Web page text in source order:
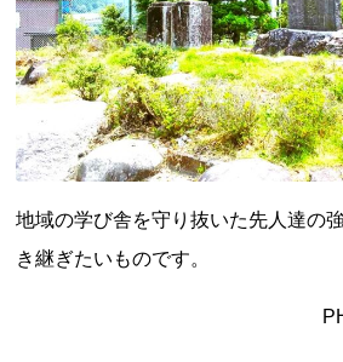
四国地方
徳島県
香川県 愛媛県 高知県
九州・沖縄地方
福岡県
佐賀県 長崎県 熊本県
宮崎県
鹿児島県 沖縄県
地域の学び舎を守り抜いた先人達の
き継ぎたいものです。